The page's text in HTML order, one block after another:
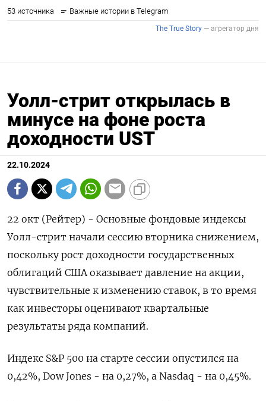
Уолл-стрит открылась в
минусе на фоне роста
доходности UST
22.10.2024
22 окт (Рейтер) - Основные фондовые индексы
Уолл-стрит начали сессию вторника снижением,
поскольку рост доходности государственных
облигаций США оказывает давление на акции,
чувствительные к изменению ставок, в то время
как инвесторы оценивают квартальные
результаты ряда компаний.
Индекс S&P 500 на старте сессии опустился на
0,42%, Dow Jones - на 0,27%, а Nasdaq - на 0,45%.